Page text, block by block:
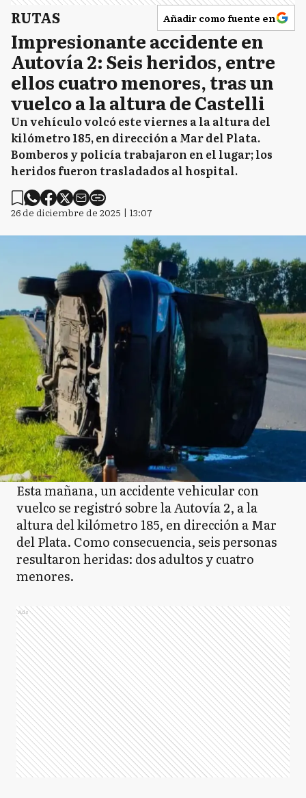
RUTAS Añadir como fuente en
Impresionante accidente en
Autovía 2: Seis heridos, entre
ellos cuatro menores, tras un
vuelco a la altura de Castelli
Un vehículo volcó este viernes a la altura del
kilómetro 185, en dirección a Mar del Plata.
Bomberos y policía trabajaron en el lugar; los
heridos fueron trasladados al hospital.
26 de diciembre de 2025 | 13:07
Esta mañana, un accidente vehicular con
vuelco se registró sobre la Autovía 2, a la
altura del kilómetro 185, en dirección a Mar
del Plata. Como consecuencia, seis personas
resultaron heridas: dos adultos y cuatro
menores.
Ads